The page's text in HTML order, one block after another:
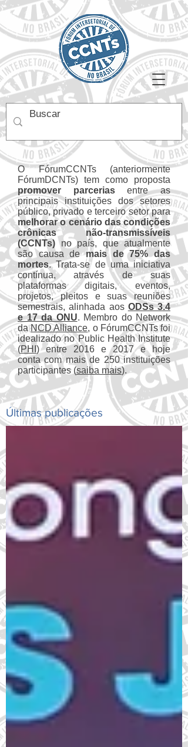
O FórumCCNTs (anteriormente
FórumDCNTs) tem como proposta
promover parceriasentre as
principais instituições dos setores
público, privado e terceiro setor para
melhorar o cenário das condições
crônicas não-transmissíveis
(CCNTs) no país, que atualmente
são causa demais de 75% das
mortes. Trata-se de uma iniciativa
contínua, através de suas
plataformas digitais, eventos,
projetos, pleitos e suas reuniões
semestrais, alinhada aos ODSs 3.4
e 17 da ONU. Membro do Network
daNCD Alliance, o FórumCCNTs foi
idealizado no Public Health Institute
(PHI ) entre 2016 e 2017 e hoje
conta com mais de 250 instituições
participantes (saiba mais).
Últimas publicações